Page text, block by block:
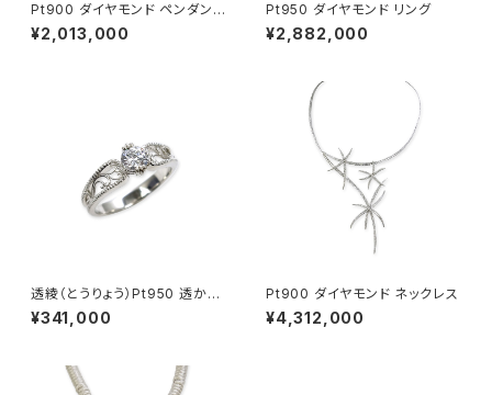
Pt900 ダイヤモンド ペンダント
ネックレス
¥2,013,000
Pt950 ダイヤモンド リング
¥2,882,000
透綾（とうりょう）Pt950 透かし
リング枠
¥341,000
Pt900 ダイヤモンド ネックレス
¥4,312,000